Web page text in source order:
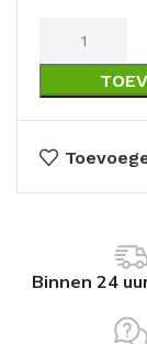
Binnen 24